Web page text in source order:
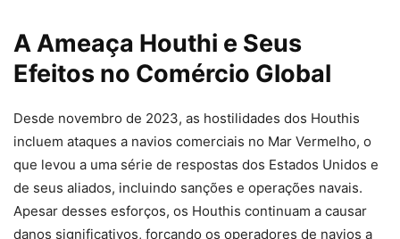
A Ameaça Houthi e Seus
Efeitos no Comércio Global
Desde novembro de 2023, as hostilidades dos Houthis
incluem ataques a navios comerciais no Mar Vermelho, o
que levou a uma série de respostas dos Estados Unidos e
de seus aliados, incluindo sanções e operações navais.
Apesar desses esforços, os Houthis continuam a causar
danos significativos, forçando os operadores de navios a